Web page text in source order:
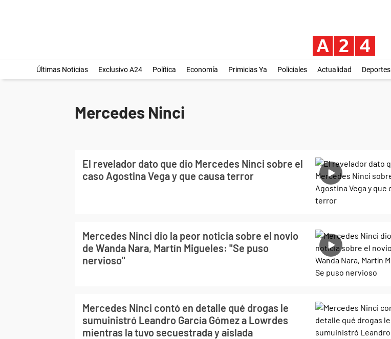
Últimas Noticias Exclusivo A24 Política Economía Primicias Ya Policiales Actualidad Deportes
Mercedes Ninci
El revelador dato que dio Mercedes Ninci sobre el
caso Agostina Vega y que causa terror
Mercedes Ninci dio la peor noticia sobre el novio
de Wanda Nara, Martín Migueles: "Se puso
nervioso"
Mercedes Ninci contó en detalle qué drogas le
sumuinistró Leandro García Gómez a Lowrdes
mientras la tuvo secuestrada y aislada